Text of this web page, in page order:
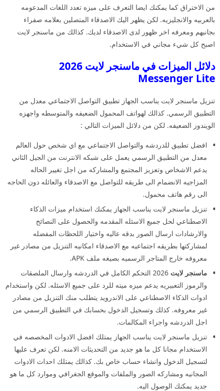
من الاختراق كما يمكنك ايضا التعرف على ميزه تعدد اللغات المدعومه
بالعربيه والانجليزيه. لكن يظهر اليك الاصدقاء المتصلين بعلامه صفراء
بجانبهم ومعرفه اخر ظهور لدى الاصدقاء لديك. كذالك من ماسنجر لايت
اصبح كل شيء مجاني في الاستخدام.
دلائل الميزات في ماسنجر لايت 2026
Messenger Lite
تنزيل ماسنجر لايت يناسب الجهاز تطبيق التواصل الاجتماعي معدل من
التطبيق الرسمي. كذالك لهواتف المحمول الضعيفه والمتوسطه واجهزه
الويندوز الضعيفه. لكن من دلائل الميزات التالي :
افضل تطبيق للدردشه والتواصل الاجتماعي مع اي شخص حول العالم
معدل من التطبيق الرسمي يعمل على شبكه الانترنت من الجيل الثاني
يدعم الاشخاص وتعزيز المجتمع والمشاركه من اجل تغيير الحاله
المزاجيه الانضمام الى طريقه للتواصل مع الاصدقاء والعائله دون الحاجه
الى رقم هاتف محمول.
تنزيل ماسنجر لايت يناسب الجهاز يمكنك استخدام ميزات الذكاء
الاصطناعي لحل جميع الاسئله المقدمه والحصول على النصائح
والارشادات ارسال الصور بدقه عاليه واختيار اللحظات المفضله
لمشاركتها بطريقه اجتماعيه مع الاصدقاء امكانيه التنزيل من مصادر غير
معروفه خارج المتاجر الرسميه بصيغه ملف APK.
ماسنجر لايت
2026 التحكم الكامل في الدردشه وارسال الملصقات
والرموز التعبيريه يدعم ميزه ميته للرد على جميع الاسئله. لكن واستخدام
ادوات الذكاء الاصطناعي على الاندرويد يتطلب منك التنزيل من مصادر
غير معروفه. كذلك وتسجيل الدخول بحسابك في التطبيق الرسمي من
اجل الدردشه واجراء المكالمات.
تنزيل ماسنجر لايت يناسب الجهاز يمتلك افضل الادوات المخصصه في
الاستخدام مجانا كل ما هو جديد من التحديثات الامنه. لكن تعرف عليها
لتسجيل الدخول وانشاء حساب خاص بك. كذالك يمتلك احداث الادوات
المجانيه ومشاركه الصور والملفات والموقع الجغرافي وموارد كل ما هو
جديد يمكنك الوصول اليه.